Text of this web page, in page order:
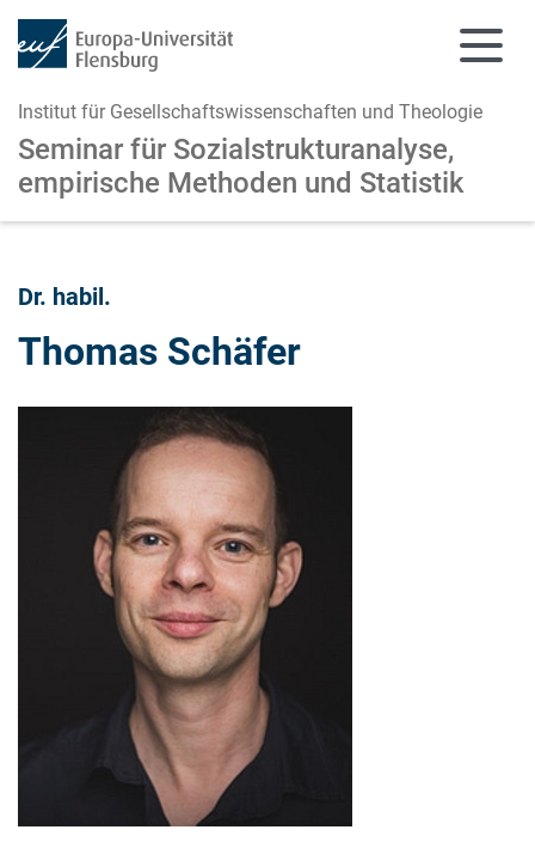
Institut für Gesellschaftswissenschaften und Theologie
Seminar für Sozialstrukturanalyse,
empirische Methoden und Statistik
Dr. habil.
Thomas Schäfer